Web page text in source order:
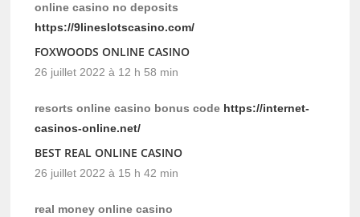
online casino no deposits
https://9lineslotscasino.com/
FOXWOODS ONLINE CASINO
26 juillet 2022 à 12 h 58 min
resorts online casino bonus code https://internet-
casinos-online.net/
BEST REAL ONLINE CASINO
26 juillet 2022 à 15 h 42 min
real money online casino